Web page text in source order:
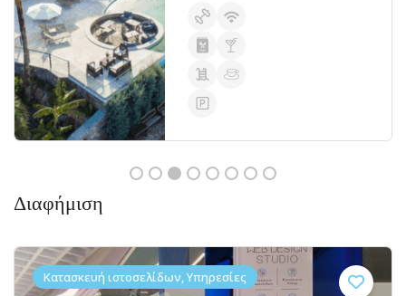
Διαφήμιση
Κατασκευή ιστοσελίδων, Υπηρεσίες